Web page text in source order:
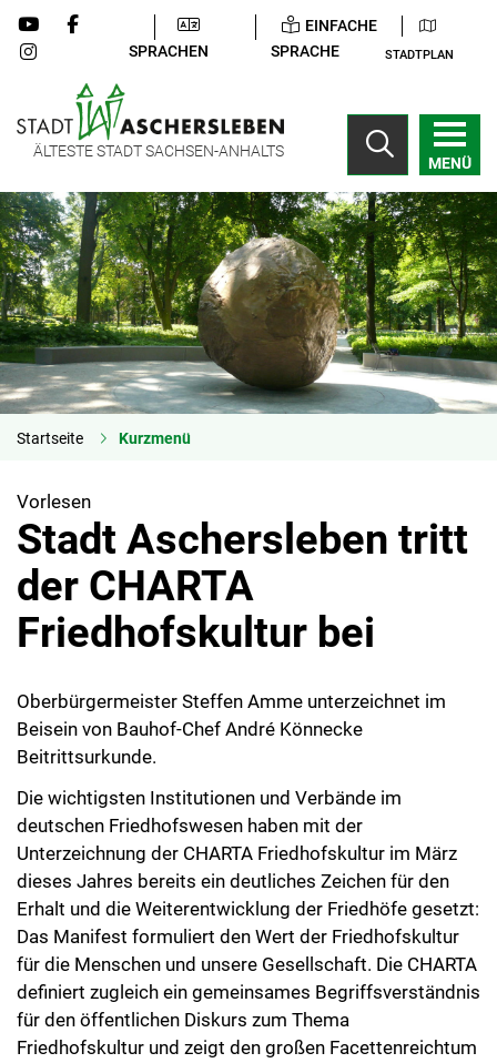
SPRACHEN
EINFACHE
SPRACHE
STADTPLAN
ÄLTESTE STADT SACHSEN-ANHALTS
MENÜ
Startseite Kurzmenü
Vorlesen
Stadt Aschersleben tritt
der CHARTA
Friedhofskultur bei
Oberbürgermeister Steffen Amme unterzeichnet im
Beisein von Bauhof-Chef André Könnecke
Beitrittsurkunde.
Die wichtigsten Institutionen und Verbände im
deutschen Friedhofswesen haben mit der
Unterzeichnung der CHARTA Friedhofskultur im März
dieses Jahres bereits ein deutliches Zeichen für den
Erhalt und die Weiterentwicklung der Friedhöfe gesetzt:
Das Manifest formuliert den Wert der Friedhofskultur
für die Menschen und unsere Gesellschaft. Die CHARTA
definiert zugleich ein gemeinsames Begriffsverständnis
für den öffentlichen Diskurs zum Thema
Friedhofskultur und zeigt den großen Facettenreichtum